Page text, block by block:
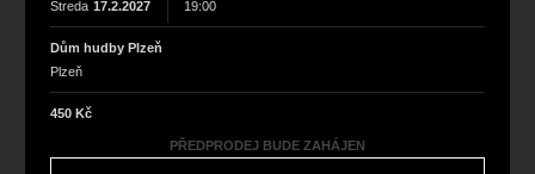
Streda 17.2.2027 19:00
Dům hudby Plzeň
Plzeň
450 Kč
PŘEDPRODEJ BUDE ZAHÁJEN